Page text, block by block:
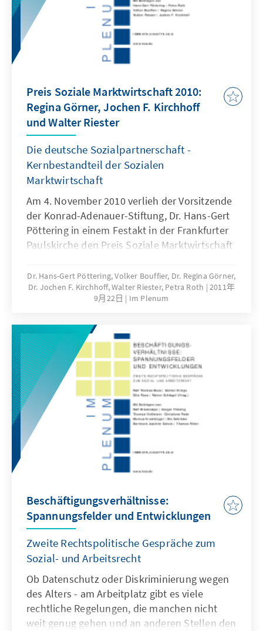
Preis Soziale Marktwirtschaft 2010:
Regina Görner, Jochen F. Kirchhoff
und Walter Riester
Die deutsche Sozialpartnerschaft -
Kernbestandteil der Sozialen
Marktwirtschaft
Am 4. November 2010 verlieh der Vorsitzende
der Konrad-Adenauer-Stiftung, Dr. Hans-Gert
Pöttering in einem Festakt in der Frankfurter
Paulskirche den Preis Soziale Marktwirtschaft
und Walter Riester. Der Festvortrag durch den
Hessischen Ministerpräsidenten Volker
Bouffier unterstrich die besondere Bedeutung
Marktwirtschaft und ihre fortwährende
Aktualität bei der politischen Bewältigung der
neuen Herausforderungen einer zunehmend
globalen Wirtschaft. Zum Abschluss
skizzierten die Preisträger, jeder auf eine sehr
persönliche wie einprägsame Weise, welche
Motive ihr Handeln auch aus einem
Verständnis der Sozialen Marktwirtschaft
bestimmen. Die Reden der Preisverleihung in
der vorliegenden Dokumentation in
wiedergegeben.
Dr. Hans-Gert Pöttering, Volker Bouffier, Dr. Regina Görner,
Dr. Jochen F. Kirchhoff, Walter Riester, Petra Roth
2011年
9月22日
Im Plenum
Beschäftigungsverhältnisse:
Spannungsfelder und Entwicklungen
Zweite Rechtspolitische Gespräche zum
Sozial- und Arbeitsrecht
Ob Datenschutz oder Diskriminierung wegen
des Alters - am Arbeitplatz gibt es viele
rechtliche Regelungen, die manchen nicht
weit genug gehen und an anderen Stellen den